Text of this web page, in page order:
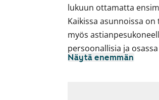
lukuun ottamatta
Kaikissa asunnoissa
myös
persoonallisia ja
kodinhoitohuone.
Näytä enemmän